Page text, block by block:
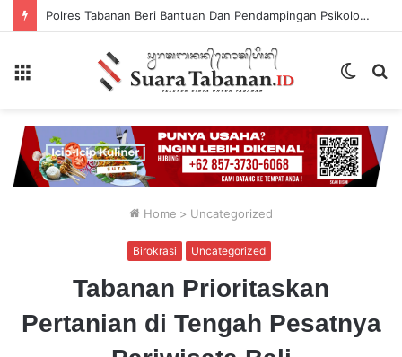
Polres Tabanan Beri Bantuan Dan Pendampingan Psikologis
Switch
Home > Uncategorized
Birokrasi Uncategorized
Tabanan Prioritaskan
Pertanian di Tengah Pesatnya